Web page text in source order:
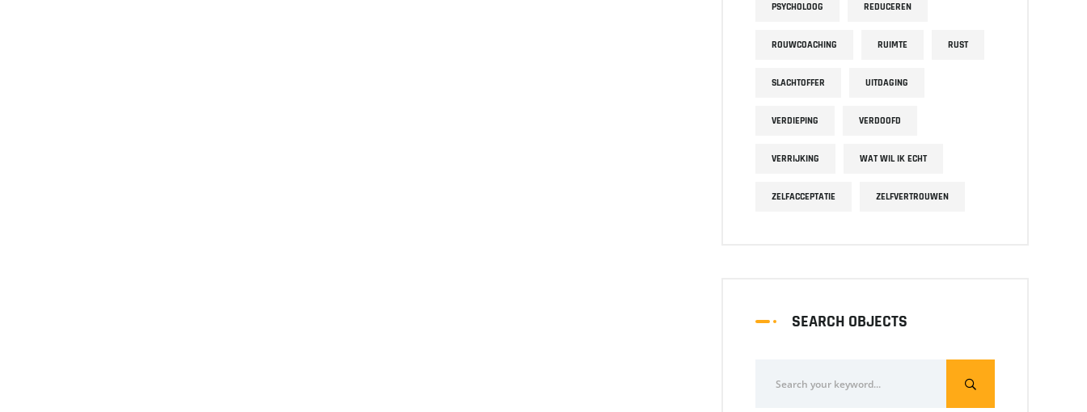
PSYCHOLOOG REDUCEREN
ROUWCOACHING RUIMTE RUST
SLACHTOFFER UITDAGING
VERDIEPING VERDOOFD
VERRIJKING WAT WIL IK ECHT
ZELFACCEPTATIE ZELFVERTROUWEN
SEARCH OBJECTS